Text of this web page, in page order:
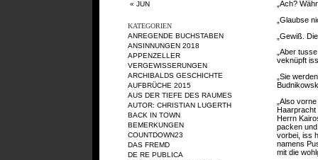
« JUN
KATEGORIEN
ANREGENDE BUCHSTABEN
ANSINNUNGEN 2018
APPENZELLER
VERGEWISSERUNGEN
ARCHIBALDS GESCHICHTE
AUFBRÜCHE 2015
AUS DER TIEFE DES RAUMES
AUTOR: CHRISTIAN LUGERTH
BACK IN TOWN
BEMERKUNGEN
COUNTDOWN23
DAS FREMD
DE RE PUBLICA
„Ach?
„Glaubse
„Gewiß.
„Aber
veknüpft
„Sie
„Also
Haarpracht
Herrn
packen
vorbei, iss
namens
mit die